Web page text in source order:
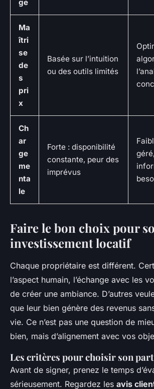
ge
Ma
îtri
se
de
s
pri
x
Basée sur l’intuition
ou des outils limités
Ch
ar
ge
me
nta
le
Forte : disponibilité
constante, peur des
imprévus
Faire le bon choix pour
investissement locatif
Chaque propriétaire est différent.
l’aspect humain, l’échange avec les
de créer une ambiance. D’autres
que leur bien génère des revenus
vie. Ce n’est pas une question de
bien, mais d’alignement avec vos
Les critères pour choisir son
Avant de signer, prenez le temps
sérieusement. Regardez les avis